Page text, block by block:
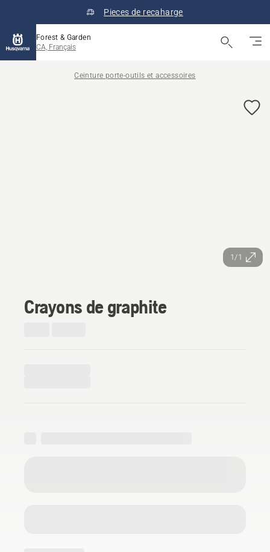
Pieces de recaharge
Forest & Garden
CA, Français
Ceinture porte-outils et accessoires
1/1
Crayons de graphite